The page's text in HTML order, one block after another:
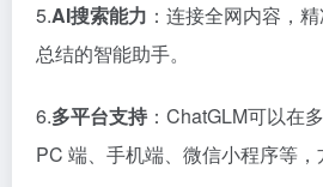
5.AI搜索能力 ：连接全网内容，
总结的智能助手。
6.多平台支持 ：ChatGLM可以在
PC 端、手机端、微信小程序等，